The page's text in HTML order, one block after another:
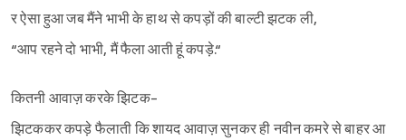
र ऐसा हुआ जब मैंने भाभी के हाथ से कपड़ों की बाल्टी झटक ली,
“आप रहने दो भाभी, मैं फैला आती हूं कपड़े.“
कितनी आवाज़ करके झिटक-
झिटककर कपड़े फैलाती कि शायद आवाज़ सुनकर ही नवीन कमरे से बाहर आ